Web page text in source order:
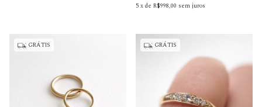
5xde R$998,00 sem juros
GRÁTIS GRÁTIS